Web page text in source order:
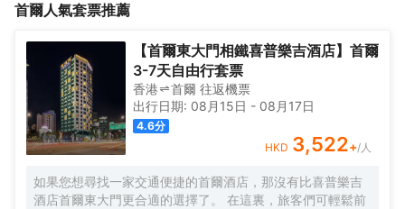
提供了各類設施，您可以在這裏舒緩身心壓力。外國旅客可以通過
首爾人氣套票推薦
【首爾東大門相鐵喜普樂吉酒店】首爾
3-7天自由行套票
香港 首爾 往返機票
出行日期: 08月15日 - 08月17日
4.6分
HKD 3,522+/人
如果您想尋找一家交通便捷的首爾酒店，那沒有比喜普樂吉
酒店首爾東大門更合適的選擇了。 在這裏，旅客們可輕鬆前